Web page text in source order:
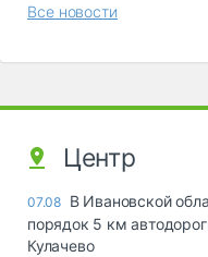
Все новости
Центр
07.08 В Ивановской
порядок 5 км
Кулачево